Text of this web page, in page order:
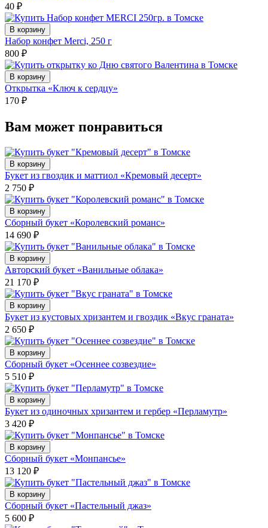
40 ₽
В корзину
Набор конфет Merci, 250 г
800 ₽
В корзину
Открытка «Ключ к сердцу»
170 ₽
Вам может понравиться
В корзину
Букет из гвоздик и маттиол «Кремовый десерт»
2 750 ₽
В корзину
Сборный букет «Королевский романс»
14 690 ₽
В корзину
Авторский букет «Ванильные облака»
21 170 ₽
В корзину
Букет из кустовых хризантем и гвоздик «Вкус граната»
2 650 ₽
В корзину
Сборный букет «Осеннее созвездие»
5 510 ₽
В корзину
Букет из одиночных хризантем и гербер «Перламутр»
3 420 ₽
В корзину
Сборный букет «Монпансье»
13 120 ₽
В корзину
Сборный букет «Пастельный джаз»
5 600 ₽